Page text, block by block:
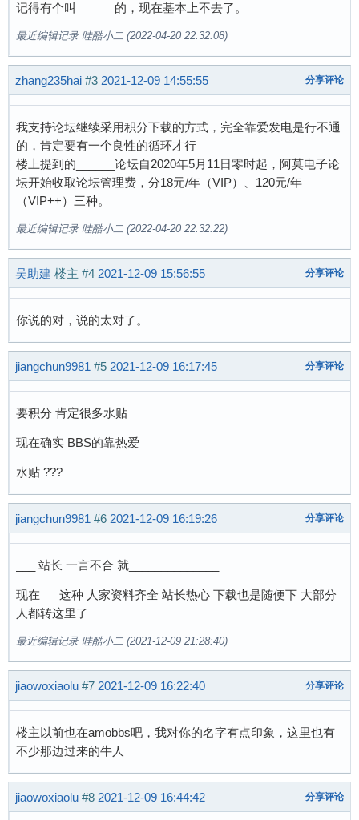
记得有个叫______的，现在基本上不去了。
最近编辑记录 哇酷小二 (2022-04-20 22:32:08)
zhang235hai #3 2021-12-09 14:55:55 分享评论
我支持论坛继续采用积分下载的方式，完全靠爱发电是行不通
的，肯定要有一个良性的循环才行
楼上提到的______论坛自2020年5月11日零时起，阿莫电子论
坛开始收取论坛管理费，分18元/年（VIP）、120元/年
（VIP++）三种。
最近编辑记录 哇酷小二 (2022-04-20 22:32:22)
吴助建 楼主 #4 2021-12-09 15:56:55 分享评论
你说的对，说的太对了。
jiangchun9981 #5 2021-12-09 16:17:45 分享评论
要积分 肯定很多水贴
现在确实 BBS的靠热爱
水贴 ???
jiangchun9981 #6 2021-12-09 16:19:26 分享评论
___ 站长 一言不合 就______________
现在___这种 人家资料齐全 站长热心 下载也是随便下 大部分
人都转这里了
最近编辑记录 哇酷小二 (2021-12-09 21:28:40)
jiaowoxiaolu #7 2021-12-09 16:22:40 分享评论
楼主以前也在amobbs吧，我对你的名字有点印象，这里也有
不少那边过来的牛人
jiaowoxiaolu #8 2021-12-09 16:44:42 分享评论